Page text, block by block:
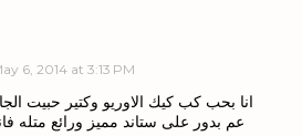
6, 2014 at 3:13 PM
انا بحب كب كيك الاوريو وكتير حبيت
عم بدور على ستاند مميز ورائع متله